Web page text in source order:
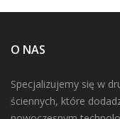
O NAS
Specjalizujemy się w
ściennych, które